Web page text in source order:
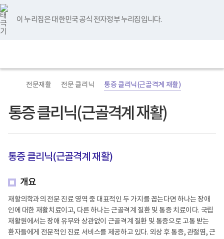
바
로
가
기
메
이 누리집은 대한민국 공식 전자정부 누리집입니다.
너
비
767px
이
하
영
검
메
홈
전문재활 전문 클리닉 통증 클리닉(근골격계 재활)
통증 클리닉(근골격계 재활)
본
문
시
작
통증 클리닉(근골격계 재활)
개요
재할의학과의 전문 진료 영역 중 대표적인 두 가지를 꼽는다면 하나는 장애
인에 대한 재활치료이고, 다른 하나는 근골격계 질환 및 통증 치료이다. 국립
재활원에서는 장애 유무와 상관없이 근골격계 질환 및 통증으로 고통 받는
환자들에게 전문적인 진료 서비스를 제공하고 있다. 외상 후 통증, 관절염, 근
본
문
종
료
유
튜
브
블
로
그
인
스
타
그
램
페
이
스
북